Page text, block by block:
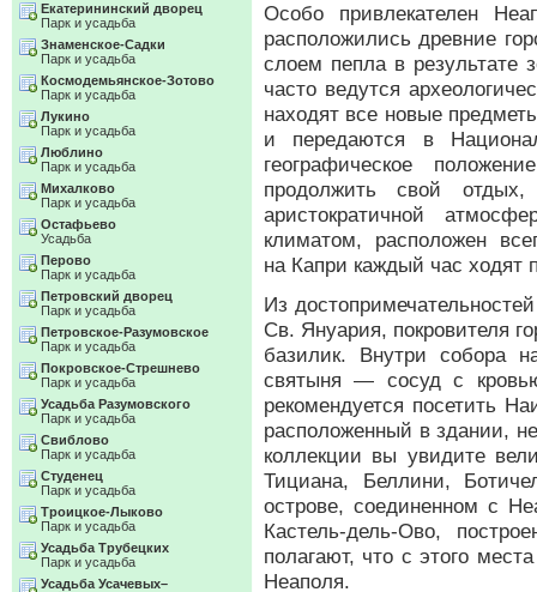
Особо привлекателен
расположились древние
слоем пепла в результате
часто ведутся
находят все новые
и передаются в
географическое
продолжить свой
аристократичной
климатом, расположен
на Капри каждый час ходят
Из
Св. Януария, покровителя
базилик. Внутри собора
святыня — сосуд с
рекомендуется посетить
расположенный в здании,
коллекции вы увидите
Тициана, Беллини,
острове, соединенном с
Кастель-дель-Ово,
полагают, что с этого
Неаполя.
Екатерининский дворец
Парк и усадьба
Знаменское-Садки
Парк и усадьба
Космодемьянское-Зотово
Парк и усадьба
Лукино
Парк и усадьба
Люблино
Парк и усадьба
Михалково
Парк и усадьба
Остафьево
Усадьба
Перово
Парк и усадьба
Петровский дворец
Парк и усадьба
Петровское-Разумовское
Парк и усадьба
Покровское-Стрешнево
Парк и усадьба
Усадьба Разумовского
Парк и усадьба
Свиблово
Парк и усадьба
Студенец
Парк и усадьба
Троицкое-Лыково
Парк и усадьба
Усадьба Трубецких
Парк и усадьба
Усадьба Усачевых–